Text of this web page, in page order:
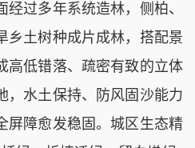
过多年系统造林，侧柏、
乡土树种成片成林，搭配景
高低错落、疏密有致的立体
，水土保持、防风固沙能力
屏障愈发稳固。城区生态精